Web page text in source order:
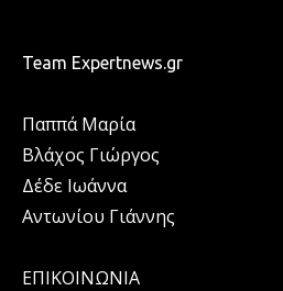
Team Expertnews.gr
Παππά Μαρία
Βλάχος Γιώργος
Δέδε Ιωάννα
Αντωνίου Γιάννης
ΕΠΙΚΟΙΝΩΝΙΑ